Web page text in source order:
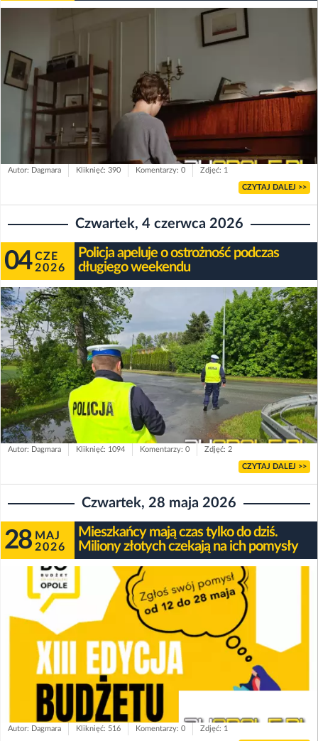
Autor: Dagmara Kliknięć: 390 Komentarzy: 0 Zdjęć: 1
CZYTAJ DALEJ >>
Czwartek, 4 czerwca 2026
04 CZE
2026
Policja apeluje o ostrożność podczas
długiego weekendu
Autor: Dagmara Kliknięć: 1094 Komentarzy: 0 Zdjęć: 2
CZYTAJ DALEJ >>
Czwartek, 28 maja 2026
28 MAJ
2026
Mieszkańcy mają czas tylko do dziś.
Miliony złotych czekają na ich pomysły
Autor: Dagmara Kliknięć: 516 Komentarzy: 0 Zdjęć: 1